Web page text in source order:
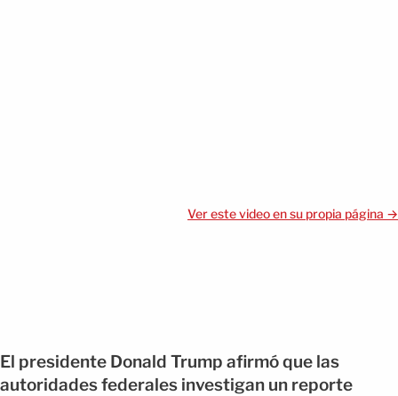
Ver este video en su propia página →
El presidente Donald Trump afirmó que las
autoridades federales investigan un reporte